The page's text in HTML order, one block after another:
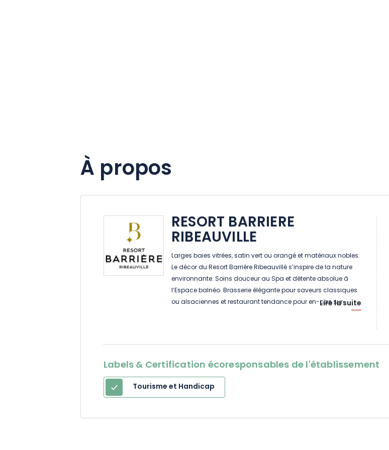
À propos
RESORT BARRIERE
RIBEAUVILLE
Larges baies vitrées, satin vert ou orangé et matériaux nobles.
Le décor du Resort Barrière Ribeauvillé s’inspire de la nature
environnante. Soins douceur au Spa et détente absolue à
l’Espace balnéo. Brasserie élégante pour saveurs classiques
ou alsaciennes et restaurant tendance pour en-cas sur-
Lire la suite
Labels & Certification écoresponsables de l'établissement
Tourisme et Handicap